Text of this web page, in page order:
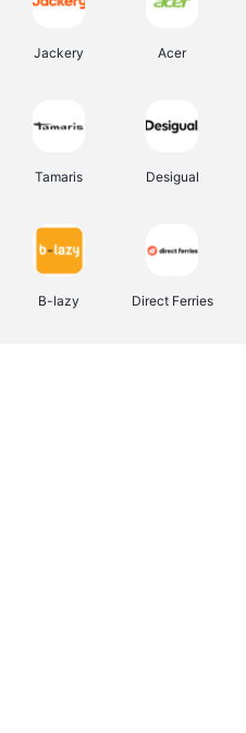
Jackery Acer
Tamaris Desigual
B-lazy Direct Ferries